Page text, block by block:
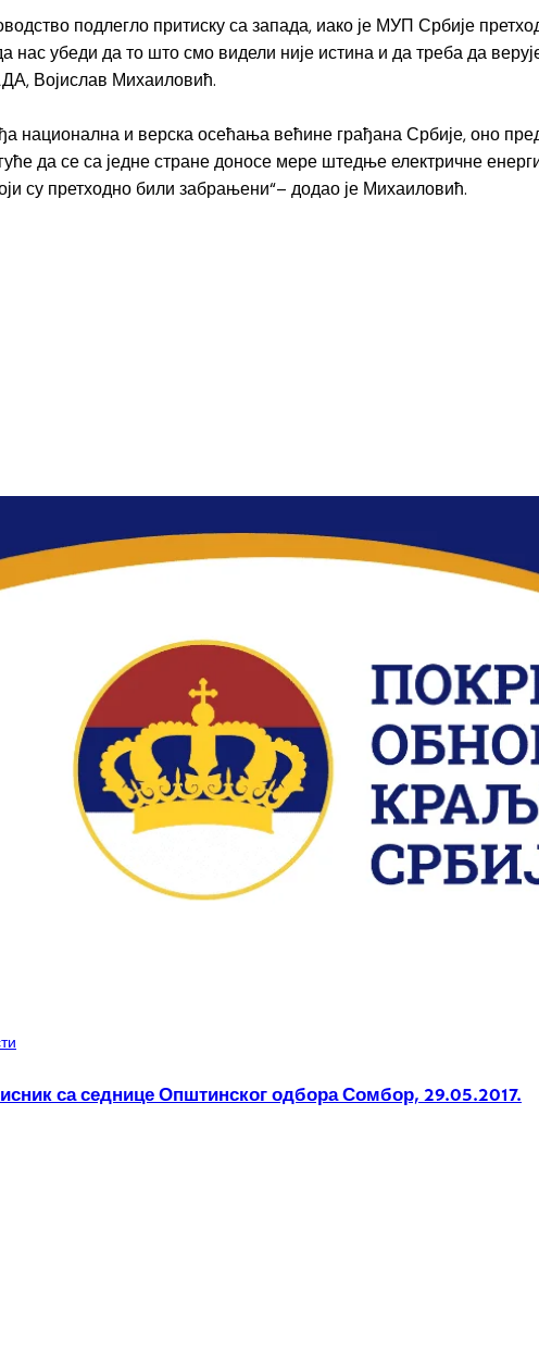
подлегло притиску са запада, иако је МУП Србије
убеди да то што смо видели није истина и да треба да
Војислав Михаиловић.
и верска осећања већине грађана Србије, оно
да се са једне стране доносе мере штедње електричне
су претходно били забрањени“– додао је Михаиловић.
са седнице Општинског одбора Сомбор, 29.05.2017.